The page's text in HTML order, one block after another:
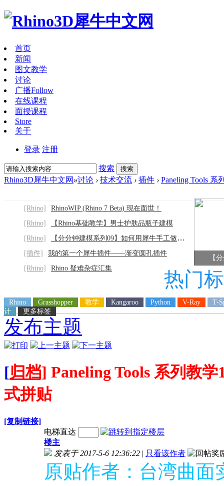
首页
新闻
图文教学
讨论
广播Follow
在线课程
面授课程
Store
关于
登录 注册
搜索 搜索
Rhino3D犀牛中文网 »讨论 › 技术交流 › 插件 › Paneling Tools
[Rhino]
RhinoWIP (Rhino 7 Beta) 现在面世！
[Rhino]
【Rhino基础教学】男士护肤品瓶子建模
[Rhino]
【分分钟建模系列09】如何用犀牛手工做灰阶
[插件]
我的第一个犀牛插件——渐变圆孔插件
[Rhino]
Rhino 疑难杂症汇集
【
热门
Rhino Grasshopper 教学 Kangaroo Python V-Ray
T-
计
更多标签
发布主题
[归档] Paneling Tools 系列教
式拼贴
[复制链接]
电梯直达
楼主
发表于 2017-5-6 12:36:22 | 只看该作者
原贴作者：台湾曲面